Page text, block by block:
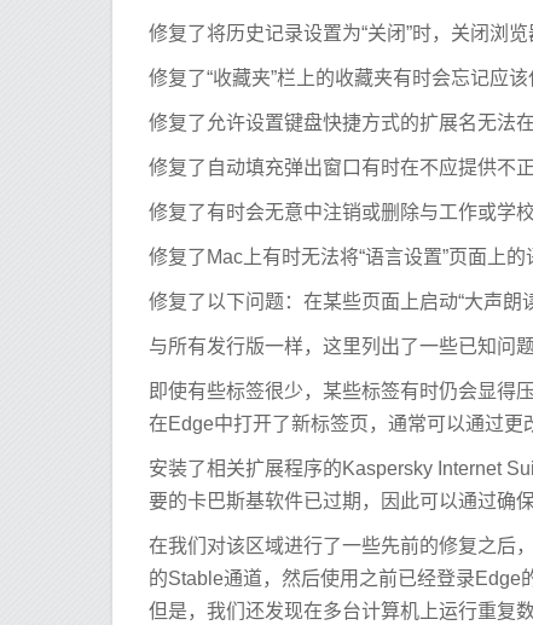
修复了将历史记录设置为“关闭”时，关闭浏
修复了“收藏夹”栏上的收藏夹有时会忘记应该
修复了允许设置键盘快捷方式的扩展名无法
修复了自动填充弹出窗口有时在不应提供不
修复了有时会无意中注销或删除与工作或学
修复了Mac上有时无法将“语言设置”页面上的
修复了以下问题：在某些页面上启动“大声朗
与所有发行版一样，这里列出了一些已知问
即使有些标签很少，某些标签有时仍会显得
在Edge中打开了新标签页，通常可以通过更
安装了相关扩展程序的Kaspersky Internet
要的卡巴斯基软件已过期，因此可以通过确
在我们对该区域进行了一些先前的修复之后
的Stable通道，然后使用之前已经登录Edge
但是，我们还发现在多台计算机上运行重复